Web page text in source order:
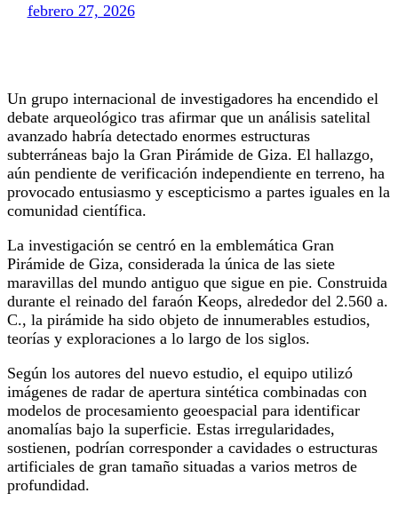
febrero 27, 2026
Un grupo internacional de investigadores ha encendido el
debate arqueológico tras afirmar que un análisis satelital
avanzado habría detectado enormes estructuras
subterráneas bajo la Gran Pirámide de Giza. El hallazgo,
aún pendiente de verificación independiente en terreno, ha
provocado entusiasmo y escepticismo a partes iguales en la
comunidad científica.
La investigación se centró en la emblemática Gran
Pirámide de Giza, considerada la única de las siete
maravillas del mundo antiguo que sigue en pie. Construida
durante el reinado del faraón Keops, alrededor del 2.560 a.
C., la pirámide ha sido objeto de innumerables estudios,
teorías y exploraciones a lo largo de los siglos.
Según los autores del nuevo estudio, el equipo utilizó
imágenes de radar de apertura sintética combinadas con
modelos de procesamiento geoespacial para identificar
anomalías bajo la superficie. Estas irregularidades,
sostienen, podrían corresponder a cavidades o estructuras
artificiales de gran tamaño situadas a varios metros de
profundidad.